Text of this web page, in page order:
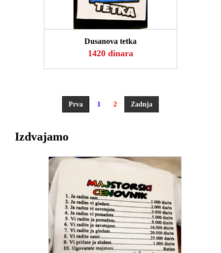
POGLEDAJ
Dusanova tetka
1420 dinara
Prva 1 2 Zadnja
Izdvajamo